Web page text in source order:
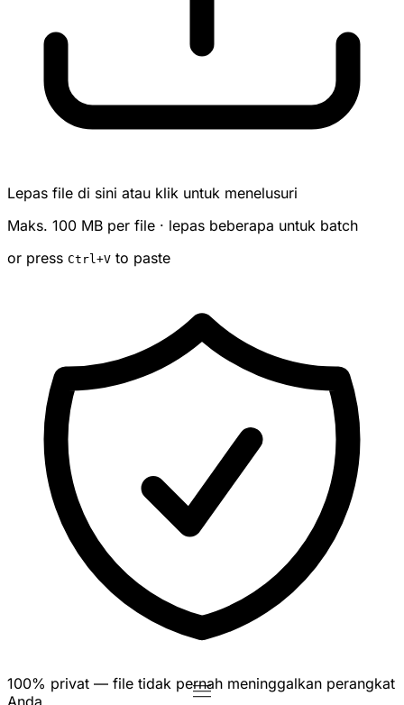
Lepas file di sini atau klik untuk menelusuri
Maks. 100 MB per file · lepas beberapa untuk batch
or press Ctrl +V to paste
100% privat — file tidak pernah meninggalkan perangkat
Anda